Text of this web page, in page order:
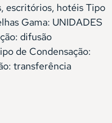
escritórios, hotéis Tipo
Gama: UNIDADES
difusão
de Condensação:
transferência